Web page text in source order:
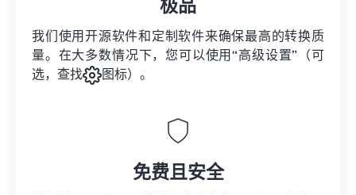
极品
我们使用开源软件和定制软件来确保最高的转换质
量。在大多数情况下，您可以使用“高级设置”（可
选，查找
图标）。
免费且安全